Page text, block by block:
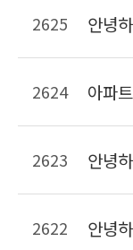
2625
2624
2623
2622